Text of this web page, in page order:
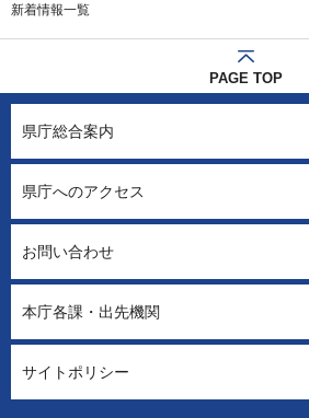
新着情報一覧
PAGE TOP
県庁総合案内
県庁へのアクセス
お問い合わせ
本庁各課・出先機関
サイトポリシー